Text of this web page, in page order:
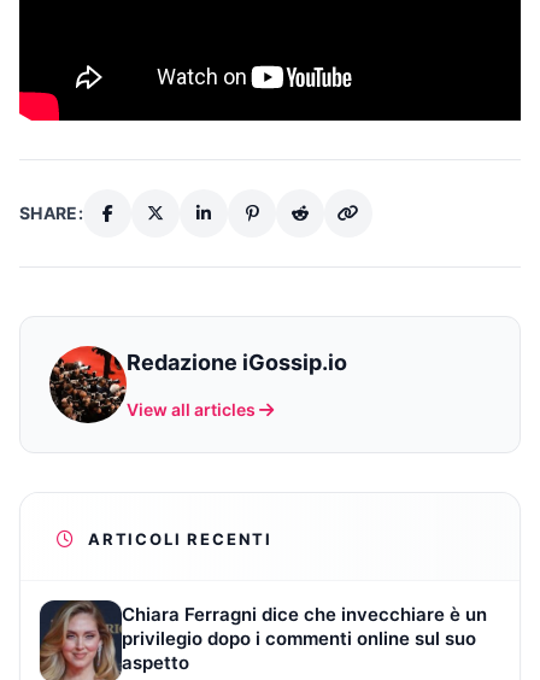
SHARE:
Redazione iGossip.io
View all articles
ARTICOLI RECENTI
Chiara Ferragni dice che invecchiare è un
privilegio dopo i commenti online sul suo
aspetto